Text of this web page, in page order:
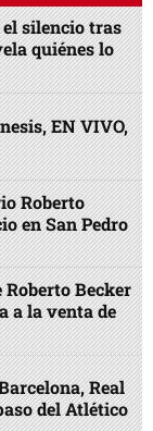
silencio tras
quiénes lo
EN VIVO,
Roberto
en San Pedro
Becker
a la venta de
Real
del Atlético